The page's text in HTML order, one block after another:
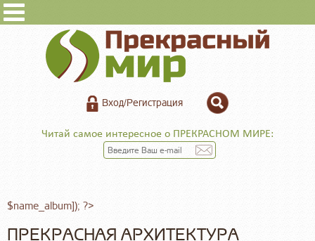
Вход/Регистрация
Читай самое интересное о ПРЕКРАСНОМ МИРЕ:
$name_album]); ?>
ПРЕКРАСНАЯ АРХИТЕКТУРА